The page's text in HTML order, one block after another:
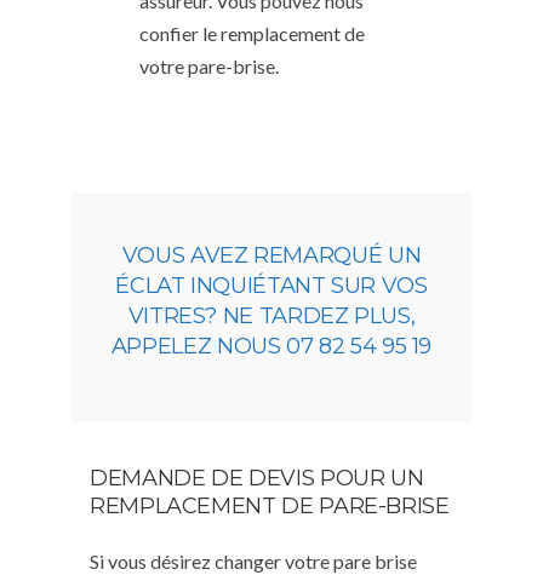
confier le remplacement de
votre pare-brise.
VOUS AVEZ REMARQUÉ UN
ÉCLAT INQUIÉTANT SUR VOS
VITRES? NE TARDEZ PLUS,
APPELEZ NOUS 07 82 54 95 19
DEMANDE DE DEVIS POUR UN
REMPLACEMENT DE PARE-BRISE
Si vous désirez changer votre pare brise